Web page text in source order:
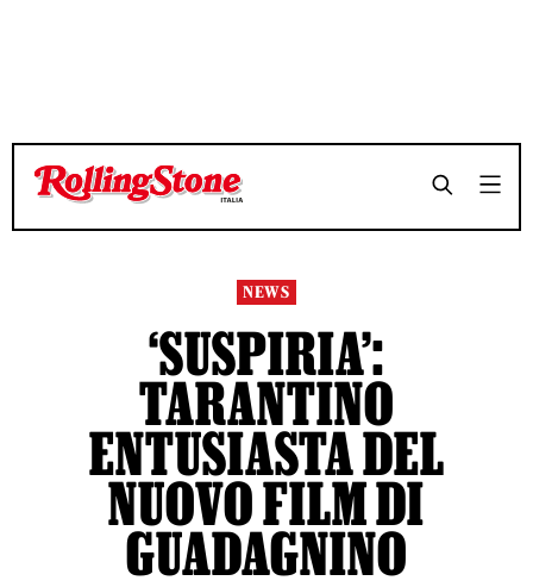
TEMPO DI LETTURA 3 MINUTI SHARE
TEMPO DI LETTURA 3 MINUTI SHARE
NEWS
‘SUSPIRIA’:
TARANTINO
ENTUSIASTA DEL
NUOVO FILM DI
GUADAGNINO